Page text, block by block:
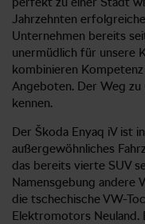
Jahrzehnten
Unternehmen bereits
unermüdlich für unsere
kombinieren
Angeboten. Der Weg zu
kennen.
Der Škoda Enyaq iV ist
außergewöhnliches
das bereits vierte SUV
Namensgebung andere
die tschechische VW-
Elektromotors Neuland.